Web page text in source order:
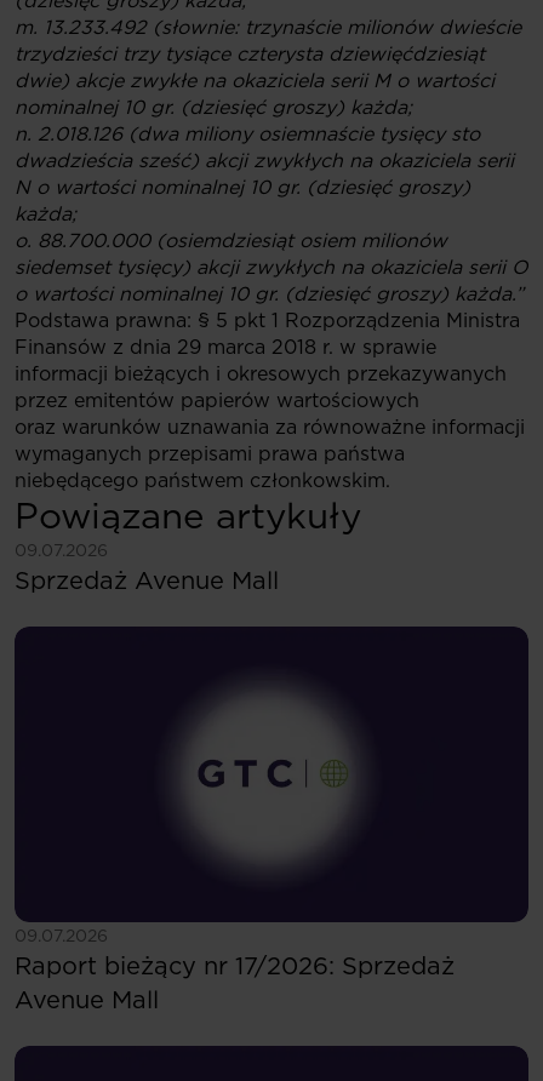
m. 13.233.492 (słownie: trzynaście milionów dwieście
trzydzieści trzy tysiące czterysta dziewięćdziesiąt
dwie) akcje zwykłe na okaziciela serii M o wartości
nominalnej 10 gr. (dziesięć groszy) każda;
n. 2.018.126 (dwa miliony osiemnaście tysięcy sto
dwadzieścia sześć) akcji zwykłych na okaziciela serii
N o wartości nominalnej 10 gr. (dziesięć groszy)
każda;
o. 88.700.000 (osiemdziesiąt osiem milionów
siedemset tysięcy) akcji zwykłych na okaziciela serii O
o wartości nominalnej 10 gr. (dziesięć groszy) każda.”
Podstawa prawna: § 5 pkt 1 Rozporządzenia Ministra
Finansów z dnia 29 marca 2018 r. w sprawie
informacji bieżących i okresowych przekazywanych
przez emitentów papierów wartościowych
oraz warunków uznawania za równoważne informacji
wymaganych przepisami prawa państwa
niebędącego państwem członkowskim.
Powiązane artykuły
09.07.2026
Zobacz więcej
Sprzedaż Avenue Mall
09.07.2026
Zobacz więcej
Raport bieżący nr 17/2026: Sprzedaż
Avenue Mall